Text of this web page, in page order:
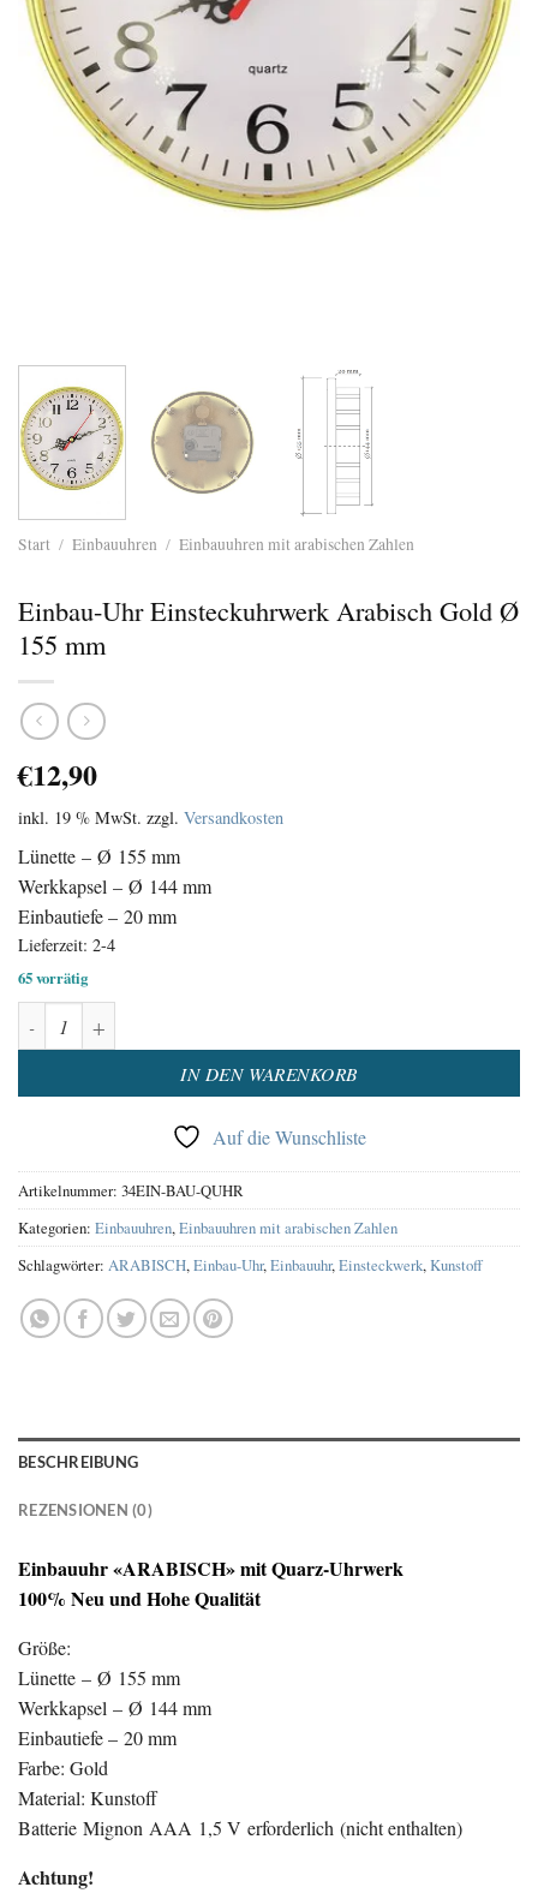
Start / Einbauuhren / Einbauuhren mit arabischen Zahlen
Einbau-Uhr Einsteckuhrwerk Arabisch Gold Ø
155 mm
€12,90
inkl. 19 % MwSt. zzgl. Versandkosten
Lünette – Ø 155 mm
Werkkapsel – Ø 144 mm
Einbautiefe – 20 mm
Lieferzeit: 2-4
65 vorrätig
Einbau-Uhr Einsteckuhrwerk Arabisch Gold Ø 155 mm Menge
IN DEN WARENKORB
Alternative:
Auf die Wunschliste
Artikelnummer: 34EIN-BAU-QUHR
Kategorien: Einbauuhren,Einbauuhren mit arabischen Zahlen
Schlagwörter: ARABISCH,Einbau-Uhr,Einbauuhr,Einsteckwerk,Kunstoff
BESCHREIBUNG
REZENSIONEN (0)
Einbauuhr «ARABISCH» mit Quarz-Uhrwerk
100% Neu und Hohe Qualität
Größe:
Lünette – Ø 155 mm
Werkkapsel – Ø 144 mm
Einbautiefe – 20 mm
Farbe: Gold
Material: Kunstoff
Batterie Mignon AAA 1,5 V erforderlich (nicht enthalten)
Achtung!